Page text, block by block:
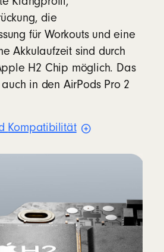
die
für Workouts und eine
Akkulaufzeit sind durch
H2 Chip möglich. Das
in den AirPods Pro 2
Kompatibilität